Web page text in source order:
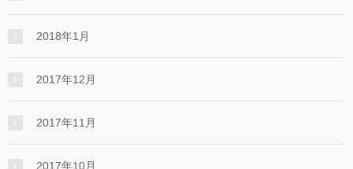
2018年1月
2017年12月
2017年11月
2017年10月